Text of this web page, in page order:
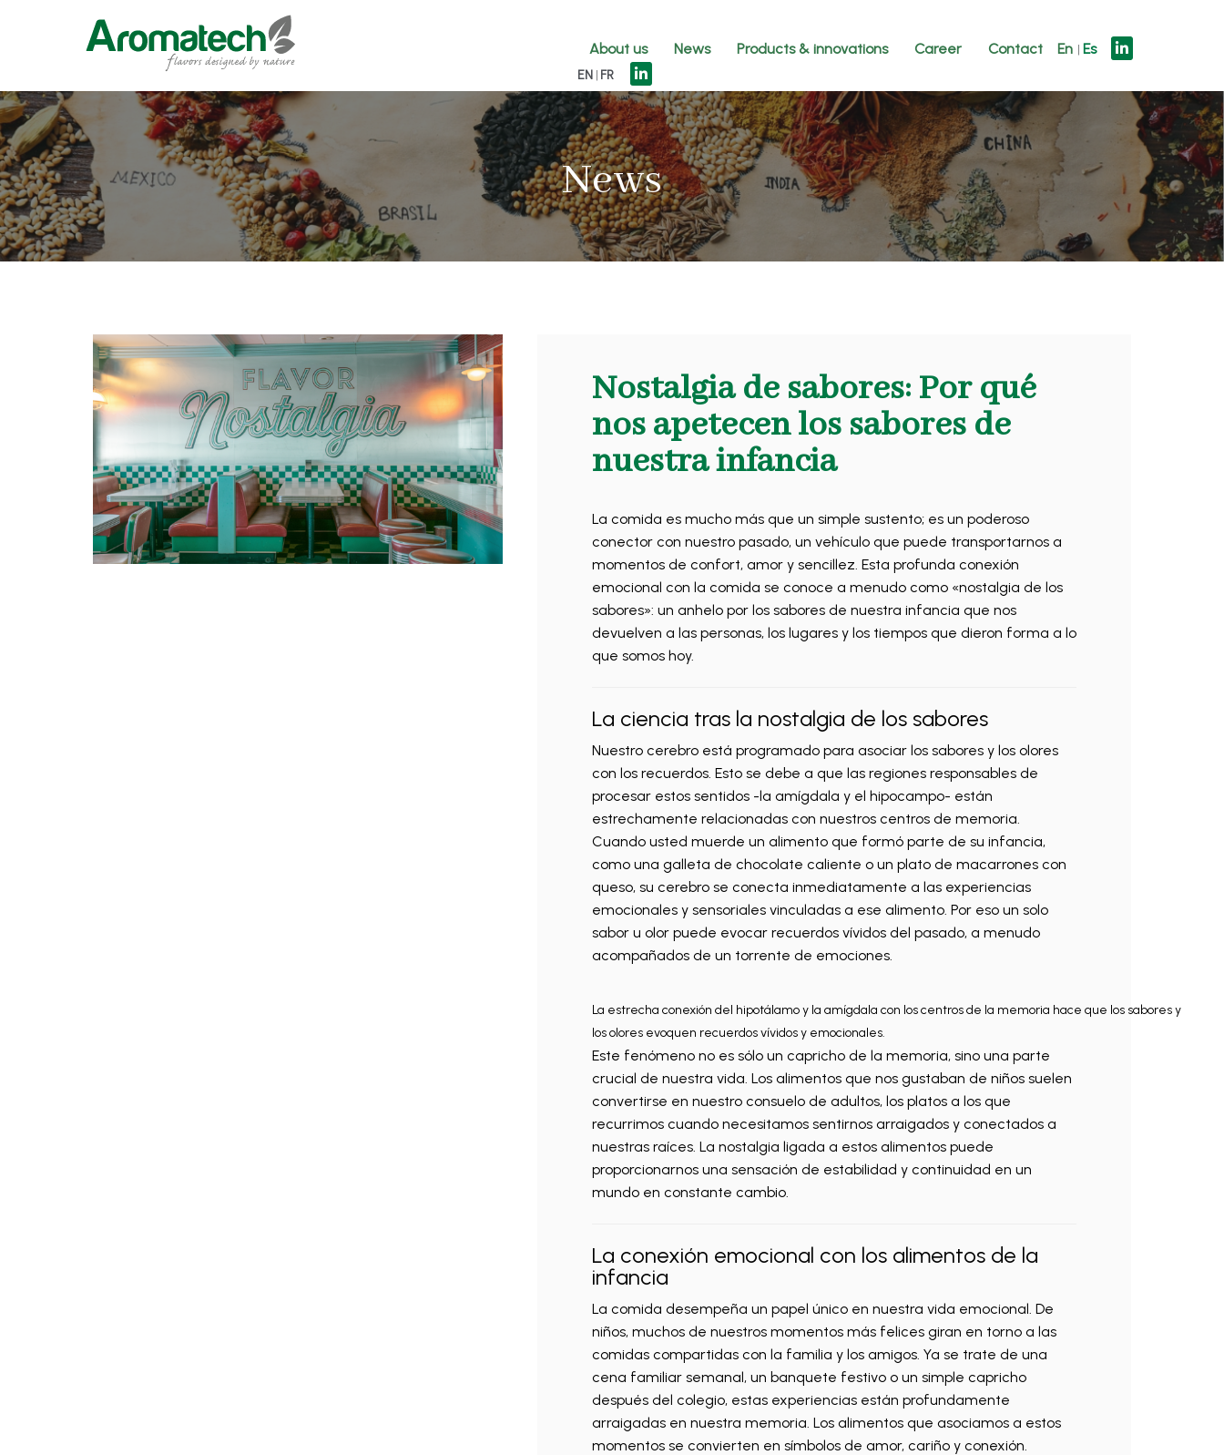
About us News Products & innovations Career Contact En Es
EN FR
News
Nostalgia de sabores: Por qué
nos apetecen los sabores de
nuestra infancia
La comida es mucho más que un simple sustento; es un poderoso
conector con nuestro pasado, un vehículo que puede transportarnos a
momentos de confort, amor y sencillez. Esta profunda conexión
emocional con la comida se conoce a menudo como «nostalgia de los
sabores»: un anhelo por los sabores de nuestra infancia que nos
devuelven a las personas, los lugares y los tiempos que dieron forma a lo
que somos hoy.
La ciencia tras la nostalgia de los sabores
Nuestro cerebro está programado para asociar los sabores y los olores
con los recuerdos. Esto se debe a que las regiones responsables de
procesar estos sentidos -la amígdala y el hipocampo- están
estrechamente relacionadas con nuestros centros de memoria.
Cuando usted muerde un alimento que formó parte de su infancia,
como una galleta de chocolate caliente o un plato de macarrones con
queso, su cerebro se conecta inmediatamente a las experiencias
emocionales y sensoriales vinculadas a ese alimento. Por eso un solo
sabor u olor puede evocar recuerdos vívidos del pasado, a menudo
acompañados de un torrente de emociones.
La estrecha conexión del hipotálamo y la amígdala con los centros de la memoria hace que los sabores y
los olores evoquen recuerdos vívidos y emocionales.
Este fenómeno no es sólo un capricho de la memoria, sino una parte
crucial de nuestra vida. Los alimentos que nos gustaban de niños suelen
convertirse en nuestro consuelo de adultos, los platos a los que
recurrimos cuando necesitamos sentirnos arraigados y conectados a
nuestras raíces. La nostalgia ligada a estos alimentos puede
proporcionarnos una sensación de estabilidad y continuidad en un
mundo en constante cambio.
La conexión emocional con los alimentos de la
infancia
La comida desempeña un papel único en nuestra vida emocional. De
niños, muchos de nuestros momentos más felices giran en torno a las
comidas compartidas con la familia y los amigos. Ya se trate de una
cena familiar semanal, un banquete festivo o un simple capricho
después del colegio, estas experiencias están profundamente
arraigadas en nuestra memoria. Los alimentos que asociamos a estos
momentos se convierten en símbolos de amor, cariño y conexión.